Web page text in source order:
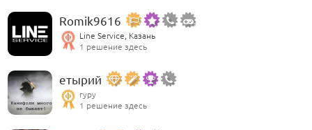
Romik9616
Line Service, Казань
1 решение здесь
етырий
гуру
1 решение здесь